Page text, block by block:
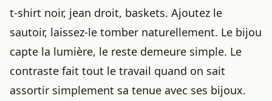
t-shirt noir, jean droit, baskets. Ajoutez le
sautoir, laissez-le tomber naturellement. Le bijou
capte la lumière, le reste demeure simple. Le
contraste fait tout le travail quand on sait
assortir simplement sa tenue avec ses bijoux.